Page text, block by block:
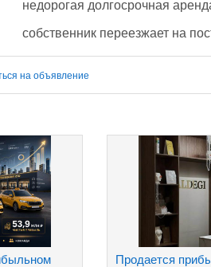
недорогая долгосрочная
собственник переезжает на
на объявление
Продается